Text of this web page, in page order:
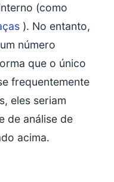
(como
). No entanto,
número
que o único
frequentemente
eles seriam
de análise de
acima.